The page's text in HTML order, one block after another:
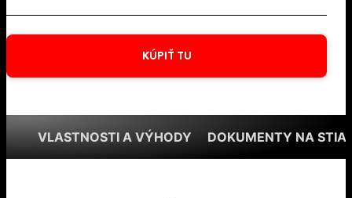
KÚPIŤ TU
VLASTNOSTI A VÝHODY DOKUMENTY NA